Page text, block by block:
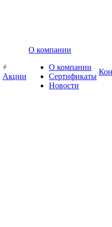
Акции
О компании
О компании
Сертификаты
Новости